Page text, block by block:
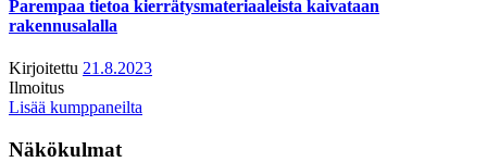
Parempaa tietoa kierrätysmateriaaleista kaivataan
rakennusalalla
Kirjoitettu 21.8.2023
Ilmoitus
Lisää kumppaneilta
Näkökulmat